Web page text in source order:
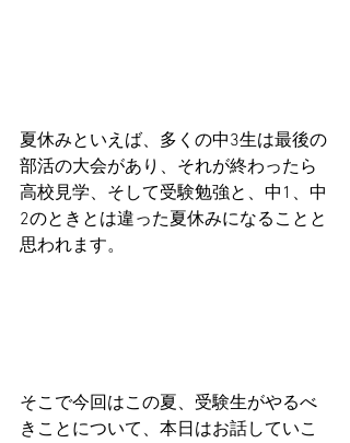
夏休みといえば、多くの中3生は最後の
部活の大会があり、それが終わったら
高校見学、そして受験勉強と、中1、中
2のときとは違った夏休みになることと
思われます。
そこで今回はこの夏、受験生がやるべ
きことについて、本日はお話していこ